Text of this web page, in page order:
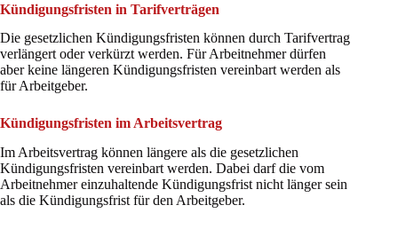
Kündigungsfristen in Tarifverträgen
Die gesetzlichen Kündigungsfristen können durch Tarifvertrag
verlängert oder verkürzt werden. Für Arbeitnehmer dürfen
aber keine längeren Kündigungsfristen vereinbart werden als
für Arbeitgeber.
Kündigungsfristen im Arbeitsvertrag
Im Arbeitsvertrag können längere als die gesetzlichen
Kündigungsfristen vereinbart werden. Dabei darf die vom
Arbeitnehmer einzuhaltende Kündigungsfrist nicht länger sein
als die Kündigungsfrist für den Arbeitgeber.